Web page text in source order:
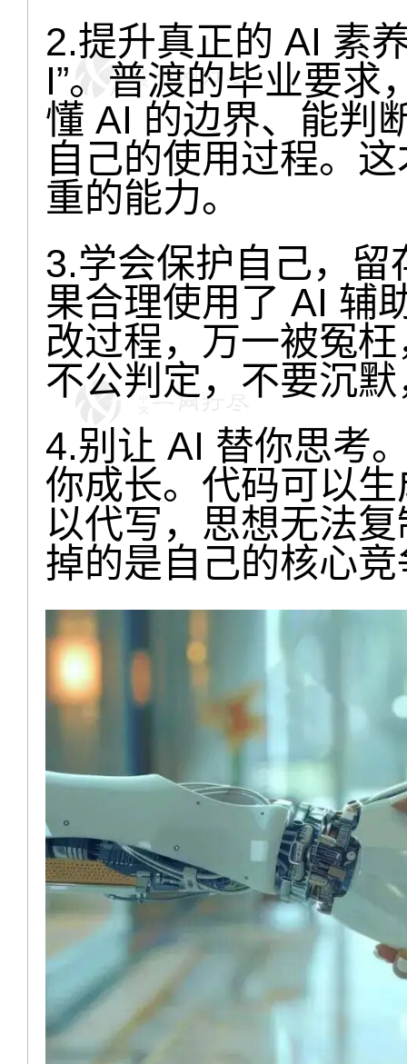
2.提升真正的 AI 素
I”。普渡的毕业要求
懂 AI 的边界、能判
自己的使用过程。
重的能力。
3.学会保护自己，
果合理使用了 AI 辅
改过程，万一被冤
不公判定，不要沉
4.别让 AI 替你思考
你成长。代码可以
以代写，思想无法
掉的是自己的核心